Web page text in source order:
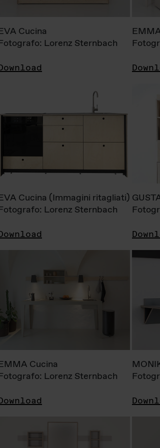
Cucina
Lorenz Sternbach
Cucina (Immagini ritagliati)
Lorenz Sternbach
Cucina
Lorenz Sternbach